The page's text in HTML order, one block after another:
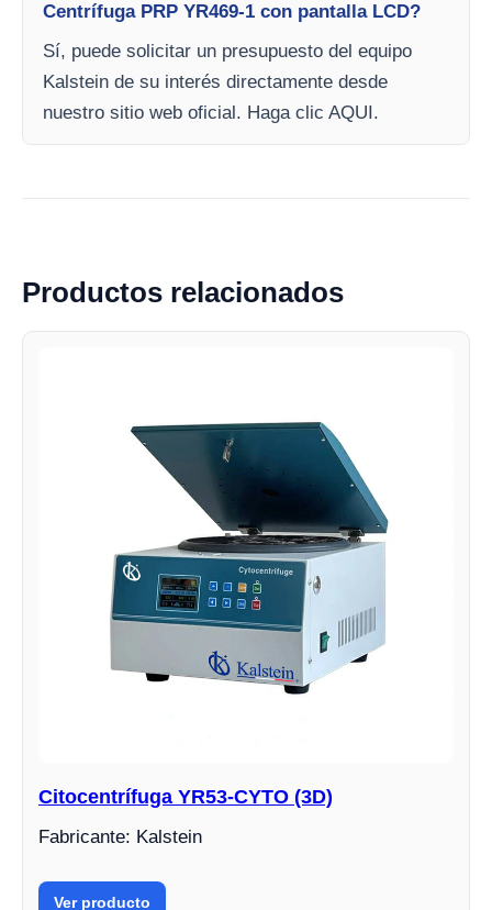
Centrífuga PRP YR469-1 con pantalla LCD?
Sí, puede solicitar un presupuesto del equipo
Kalstein de su interés directamente desde
nuestro sitio web oficial. Haga clic AQUI.
Productos relacionados
Citocentrífuga YR53-CYTO (3D)
Fabricante: Kalstein
Ver producto